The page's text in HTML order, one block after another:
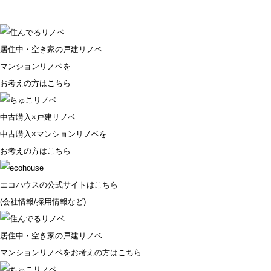
居住中・空き家の戸建リノベ
マンションリノベを
お考えの方はこちら
中古購入×戸建リノベ
中古購入×マンションリノベを
お考えの方はこちら
エコハウスの公式サイトはこちら
(会社情報/採用情報など)
居住中・空き家の戸建リノベ
マンションリノベをお考えの方はこちら